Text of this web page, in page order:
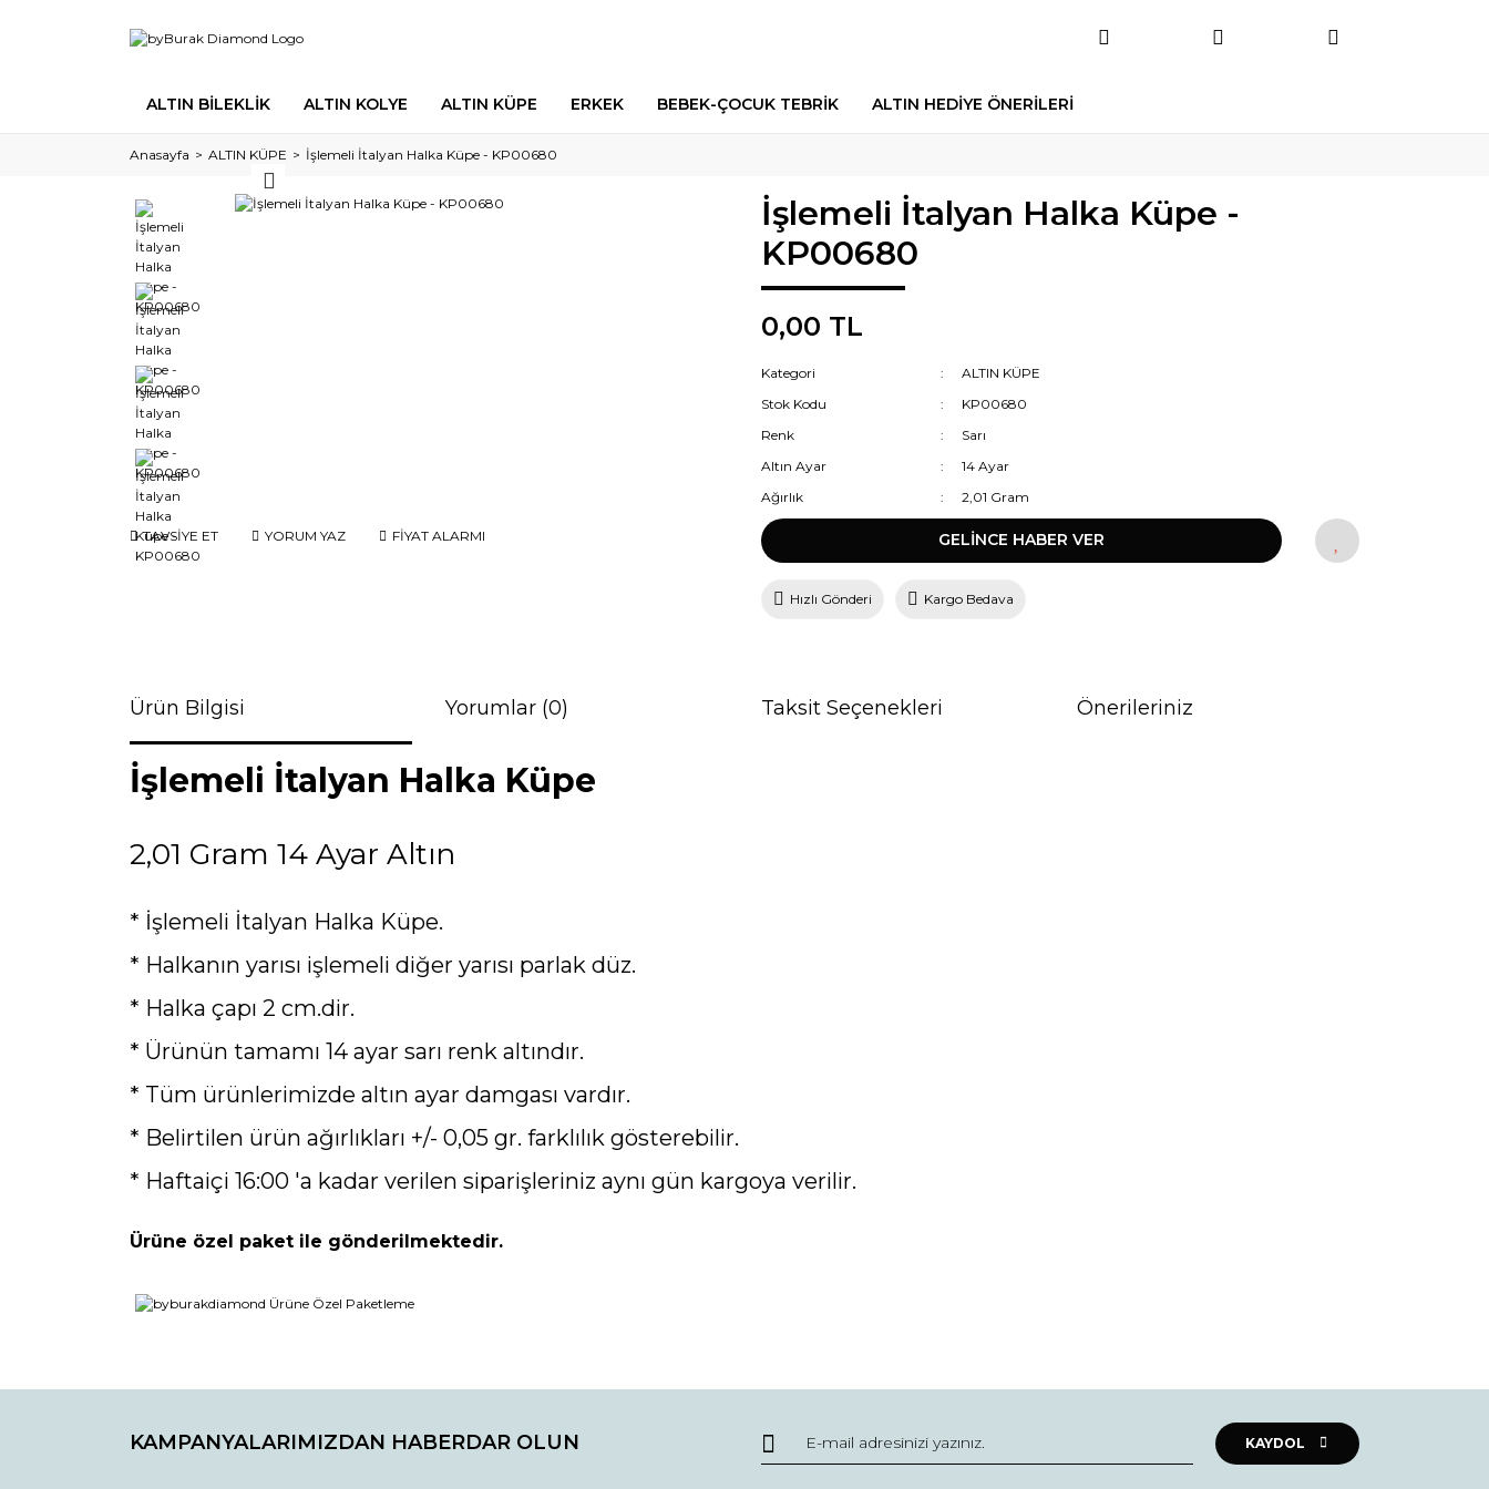
ALTIN BİLEKLİK ALTIN KOLYE ALTIN KÜPE ERKEK BEBEK-ÇOCUK TEBRİK ALTIN HEDİYE ÖNERİLERİ
Anasayfa ALTIN KÜPE İşlemeli İtalyan Halka Küpe - KP00680
TAVSİYE ET YORUM YAZ FİYAT ALARMI
İşlemeli İtalyan Halka Küpe -
KP00680
0,00 TL
Kategori
ALTIN KÜPE
Stok Kodu
KP00680
Renk
Sarı
Altın Ayar
14 Ayar
Ağırlık
2,01 Gram
GELİNCE HABER VER
Hızlı Gönderi Kargo Bedava
Ürün Bilgisi Yorumlar (0) Taksit Seçenekleri Önerileriniz
İşlemeli İtalyan Halka Küpe
2,01 Gram 14 Ayar Altın
* İşlemeli İtalyan Halka Küpe.
* Halkanın yarısı işlemeli diğer yarısı parlak düz.
* Halka çapı 2 cm.dir.
* Ürünün tamamı 14 ayar sarı renk altındır.
* Tüm ürünlerimizde altın ayar damgası vardır.
* Belirtilen ürün ağırlıkları +/- 0,05 gr. farklılık gösterebilir.
* Haftaiçi 16:00 'a kadar verilen siparişleriniz aynı gün kargoya verilir.
Ürüne özel paket ile gönderilmektedir.
Yorum Yaz
Görüş ve önerileriniz için teşekkür ederiz.
Ürün resmi kalitesiz, bozuk veya görüntülenemiyor.
KAMPANYALARIMIZDAN HABERDAR OLUN KAYDOL